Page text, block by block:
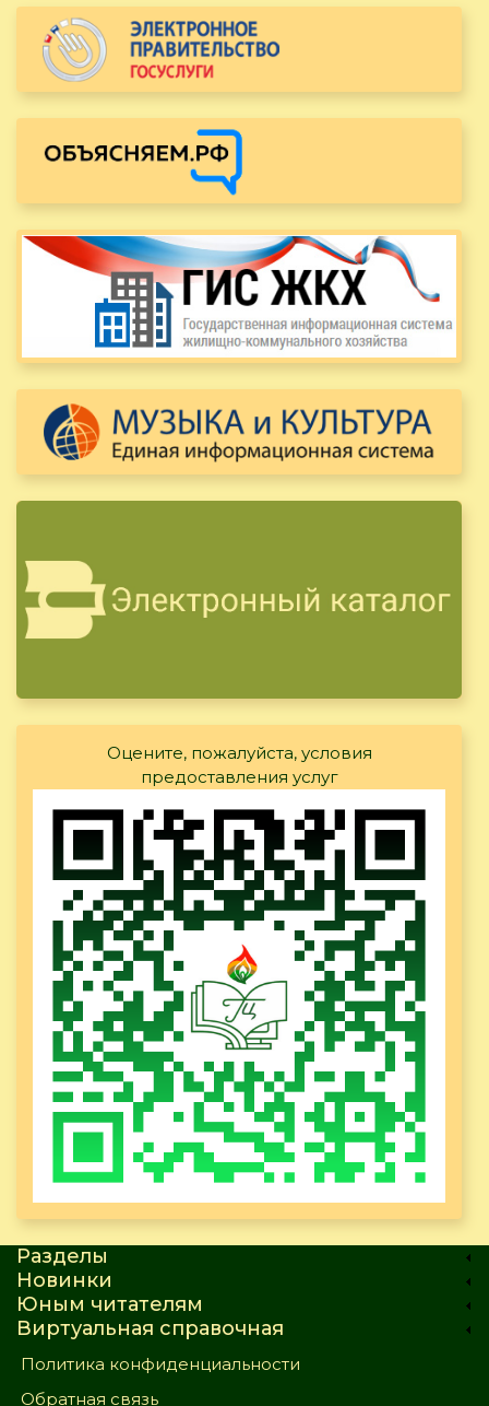
Оцените, пожалуйста, условия
предоставления услуг
Разделы
Новинки
Юным читателям
Виртуальная справочная
Политика конфиденциальности
Обратная связь